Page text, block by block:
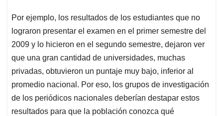
Por ejemplo, los resultados de los estudiantes que no
lograron presentar el examen en el primer semestre del
2009 y lo hicieron en el segundo semestre, dejaron ver
que una gran cantidad de universidades, muchas
privadas, obtuvieron un puntaje muy bajo, inferior al
promedio nacional. Por eso, los grupos de investigación
de los periódicos nacionales deberían destapar estos
resultados para que la población conozca qué